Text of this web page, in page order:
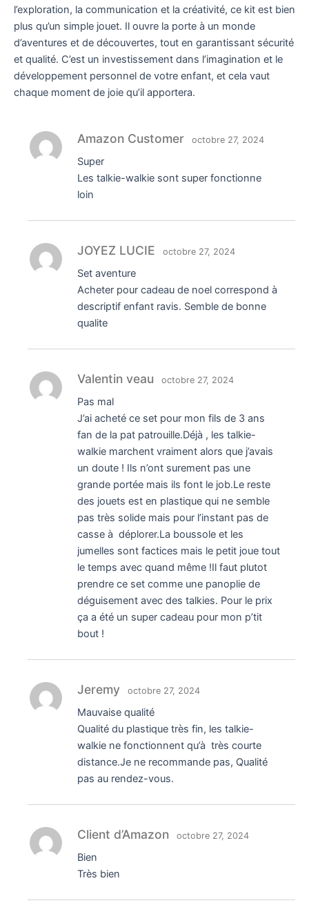
l’exploration, la communication et la créativité, ce kit est bien
plus qu’un simple jouet. Il ouvre la porte à un monde
d’aventures et de découvertes, tout en garantissant sécurité
et qualité. C’est un investissement dans l’imagination et le
développement personnel de votre enfant, et cela vaut
chaque moment de joie qu’il apportera.
Amazon Customer octobre 27, 2024
Super
Les talkie-walkie sont super fonctionne
loin
JOYEZ LUCIE octobre 27, 2024
Set aventure
Acheter pour cadeau de noel correspond à
descriptif enfant ravis. Semble de bonne
qualite
Valentin veau octobre 27, 2024
Pas mal
J’ai acheté ce set pour mon fils de 3 ans
fan de la pat patrouille.Déjà , les talkie-
walkie marchent vraiment alors que j’avais
un doute ! Ils n’ont surement pas une
grande portée mais ils font le job.Le reste
des jouets est en plastique qui ne semble
pas très solide mais pour l’instant pas de
casse à déplorer.La boussole et les
jumelles sont factices mais le petit joue tout
le temps avec quand même !Il faut plutot
prendre ce set comme une panoplie de
déguisement avec des talkies. Pour le prix
ça a été un super cadeau pour mon p’tit
bout !
Jeremy octobre 27, 2024
Mauvaise qualité
Qualité du plastique très fin, les talkie-
walkie ne fonctionnent qu’à très courte
distance.Je ne recommande pas, Qualité
pas au rendez-vous.
Client d’Amazon octobre 27, 2024
Bien
Très bien